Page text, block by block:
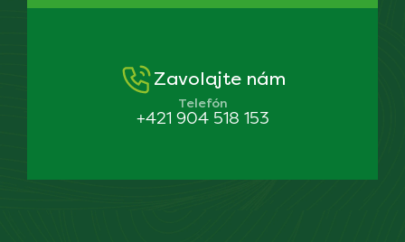
Zavolajte nám
Telefón
+421 904 518 153